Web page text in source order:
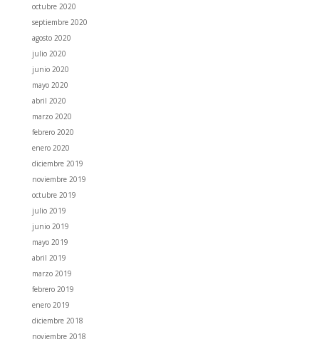
octubre 2020
septiembre 2020
agosto 2020
julio 2020
junio 2020
mayo 2020
abril 2020
marzo 2020
febrero 2020
enero 2020
diciembre 2019
noviembre 2019
octubre 2019
julio 2019
junio 2019
mayo 2019
abril 2019
marzo 2019
febrero 2019
enero 2019
diciembre 2018
noviembre 2018